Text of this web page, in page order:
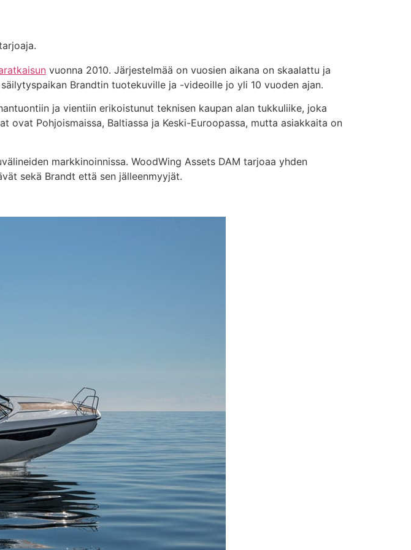
vuonna 2010. Järjestelmää on vuosien aikana on skaalattu ja
Brandtin tuotekuville ja -videoille jo yli 10 vuoden ajan.
ja vientiin erikoistunut teknisen kaupan alan tukkuliike, joka
ovat Pohjoismaissa, Baltiassa ja Keski-Euroopassa, mutta asiakkaita on
markkinoinnissa. WoodWing Assets DAM tarjoaa yhden
sekä Brandt että sen jälleenmyyjät.